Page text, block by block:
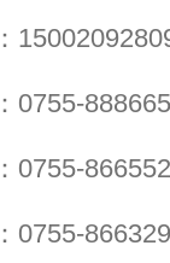
0755-
0755-
0755-